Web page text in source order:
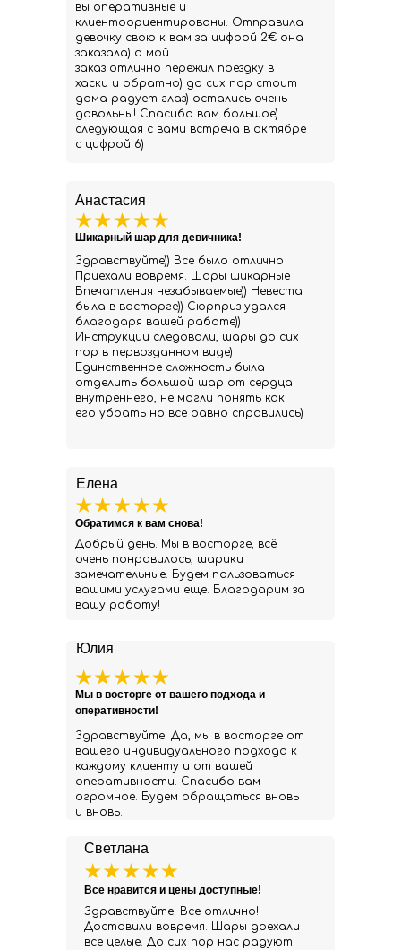
Юлия
Здравствуйте. Да, мы в восторге от
вашего индивидуального подхода к
каждому клиенту и от вашей
оперативности. Спасибо вам
огромное. Будем обращаться вновь
и вновь.
Мы в восторге от вашего подхода и
оперативности!
Светлана
Здравствуйте. Все отлично!
Доставили вовремя. Шары доехали
все целые. До сих пор нас радуют!
Все нравится и цены доступные!
Елена
Добрый день. Мы в восторге, всё
очень понравилось, шарики
замечательные. Будем пользоваться
вашими услугами еще. Благодарим за
вашу работу!
Обратимся к вам снова!
вы оперативные и
клиентоориентированы. Отправила
девочку свою к вам за цифрой 2€ она
заказала) а мой
заказ отлично пережил поездку в
хаски и обратно) до сих пор стоит
дома радует глаз) остались очень
довольны! Спасибо вам большое)
следующая с вами встреча в октябре
с цифрой 6)
Анастасия
Здравствуйте)) Все было отлично
Приехали вовремя. Шары шикарные
Впечатления незабываемые)) Невеста
была в восторге)) Сюрприз удался
благодаря вашей работе))
Инструкции следовали, шары до сих
пор в первозданном виде)
Единственное сложность была
отделить большой шар от сердца
внутреннего, не могли понять как
его убрать но все равно справились)
Шикарный шар для девичника!